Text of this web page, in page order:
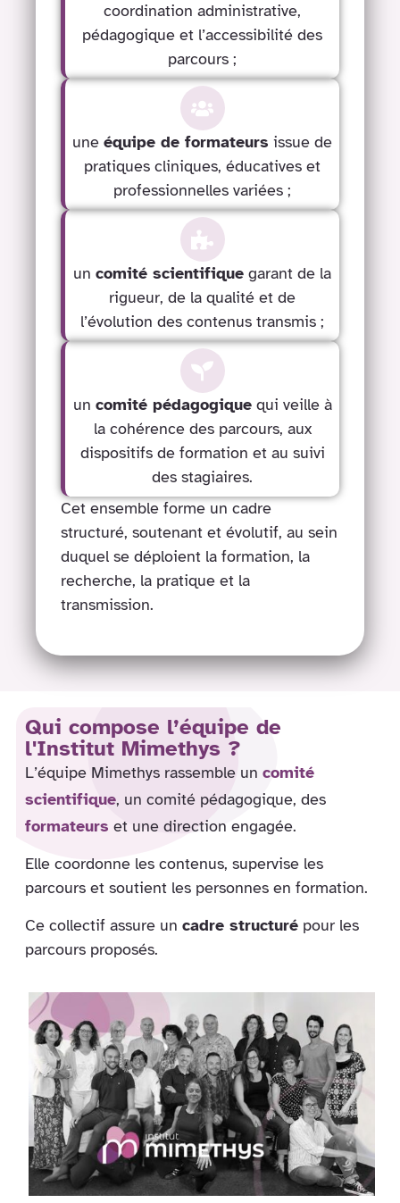
coordination administrative,
pédagogique et l’accessibilité des
parcours ;
une équipe de formateurs issue de
pratiques cliniques, éducatives et
professionnelles variées ;
un comité scientifique garant de la
rigueur, de la qualité et de
l’évolution des contenus transmis ;
un comité pédagogiquequi veille à
la cohérence des parcours, aux
dispositifs de formation et au suivi
des stagiaires.
Cet ensemble forme un cadre
structuré, soutenant et évolutif, au sein
duquel se déploient la formation, la
recherche, la pratique et la
transmission.
Qui compose l’équipe de
l'Institut Mimethys ?
L’équipe Mimethys rassemble un comité
scientifique, un comité pédagogique, des
formateurs et une direction engagée.
Elle coordonne les contenus, supervise les
parcours et soutient les personnes en formation.
Ce collectif assure un cadre structuré pour les
parcours proposés.